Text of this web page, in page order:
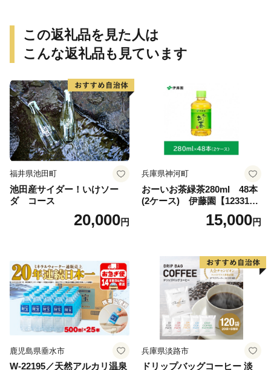
この返礼品を見た人は
こんな返礼品も見ています
福井県池田町
池田産サイダー！いけソー
ダ コース
20,000円
兵庫県神河町
おーいお茶緑茶280ml 48本
(2ケース) 伊藤園【123317
15,000円
鹿児島県垂水市
W-22195／天然アルカリ温泉
兵庫県淡路市
ドリップバッグコーヒー 淡